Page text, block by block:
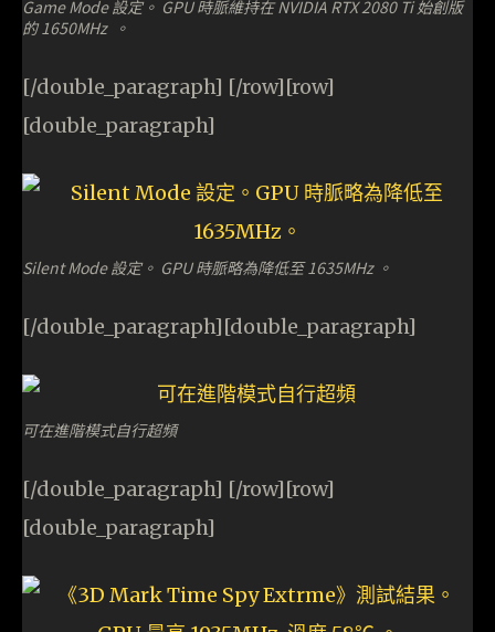
Game Mode 設定。 GPU 時脈維持在 NVIDIA RTX 2080 Ti 始創版
的 1650MHz 。
[/double_paragraph] [/row][row]
[double_paragraph]
Silent Mode 設定。 GPU 時脈略為降低至 1635MHz 。
[/double_paragraph][double_paragraph]
可在進階模式自行超頻
[/double_paragraph] [/row][row]
[double_paragraph]